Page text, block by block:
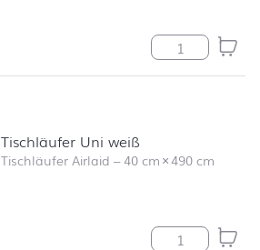
Tischläufer
Tischläufer Uni weiß
Tischläufer Airlaid –40 cm×490 cm
Tischläufer Uni